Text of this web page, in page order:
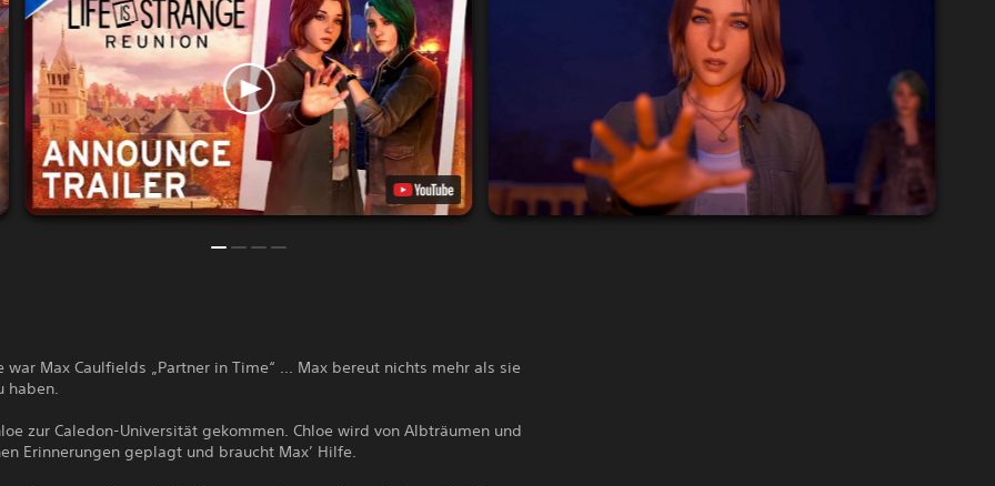
war Max Caulfields „Partner in Time“ ... Max bereut nichts mehr als sie
haben.
zur Caledon-Universität gekommen. Chloe wird von Albträumen und
Erinnerungen geplagt und braucht Max’ Hilfe.